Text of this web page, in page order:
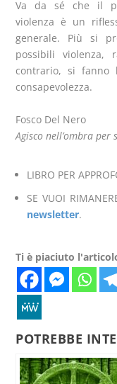
Va da sé che il
violenza è un
generale. Più si
possibili violenza,
contrario, si fanno
consapevolezza.
Fosco Del Nero
Agisco nell’ombra per
LIBRO PER
SE VUOI
newsletter.
Ti è piaciuto
POTREBBE